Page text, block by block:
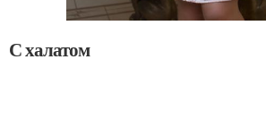
С халатом